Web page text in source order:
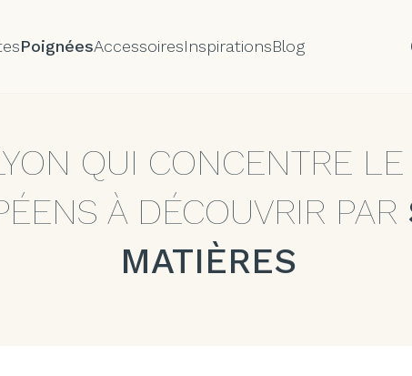
PoignéesAccessoiresInspirationsBlog
QUI CONCENTRE
À DÉCOUVRIR PAR
MATIÈRES